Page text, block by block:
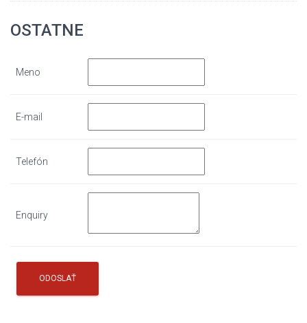
OSTATNE
Meno
E-mail
Telefón
Enquiry